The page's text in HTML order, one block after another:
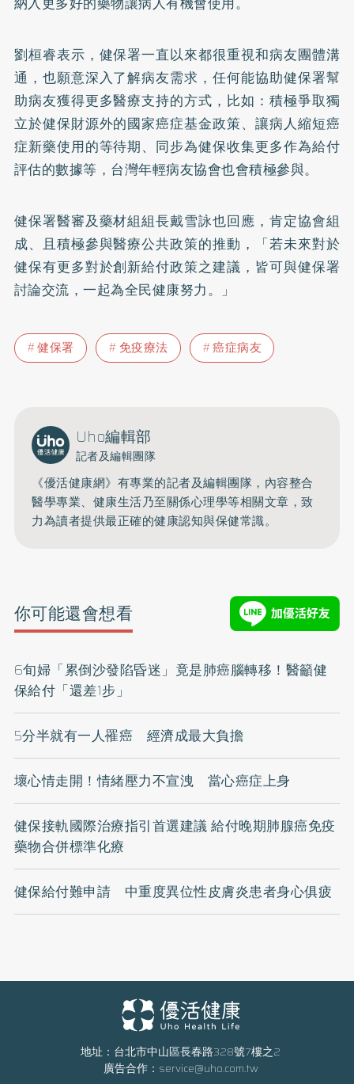
劉桓睿表示，健保署一直以來都很重視和病友團體溝
通，也願意深入了解病友需求，任何能協助健保署幫
助病友獲得更多醫療支持的方式，比如：積極爭取獨
立於健保財源外的國家癌症基金政策、讓病人縮短癌
症新藥使用的等待期、同步為健保收集更多作為給付
評估的數據等，台灣年輕病友協會也會積極參與。
健保署醫審及藥材組組長戴雪詠也回應，肯定協會組
成、且積極參與醫療公共政策的推動，「若未來對於
健保有更多對於創新給付政策之建議，皆可與健保署
討論交流，一起為全民健康努力。」
健保署 免疫療法 癌症病友
Uho編輯部
記者及編輯團隊
《優活健康網》有專業的記者及編輯團隊，內容整合
醫學專業、健康生活乃至關係心理學等相關文章，致
力為讀者提供最正確的健康認知與保健常識。
你可能還會想看
6旬婦「累倒沙發陷昏迷」竟是肺癌腦轉移！醫籲健
保給付「還差1步」
5分半就有一人罹癌 經濟成最大負擔
壞心情走開！情緒壓力不宣洩 當心癌症上身
健保接軌國際治療指引首選建議 給付晚期肺腺癌免疫
藥物合併標準化療
健保給付難申請 中重度異位性皮膚炎患者身心俱疲
地址：台北市中山區長春路328號7樓之2
廣告合作： service@uho.com.tw